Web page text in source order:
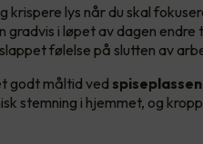
krispere lys når du skal
gradvis i løpet av dagen endre
følelse på slutten av
godt måltid ved spiseplassen
stemning i hjemmet, og